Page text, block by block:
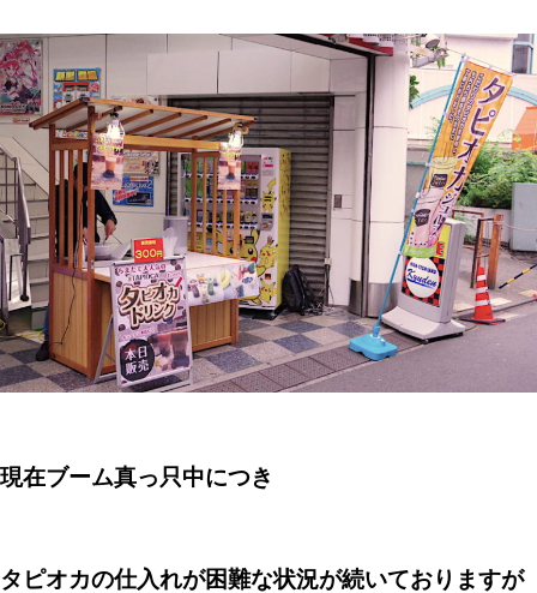
現在ブーム真っ只中につき
タピオカの仕入れが困難な状況が続いておりますが